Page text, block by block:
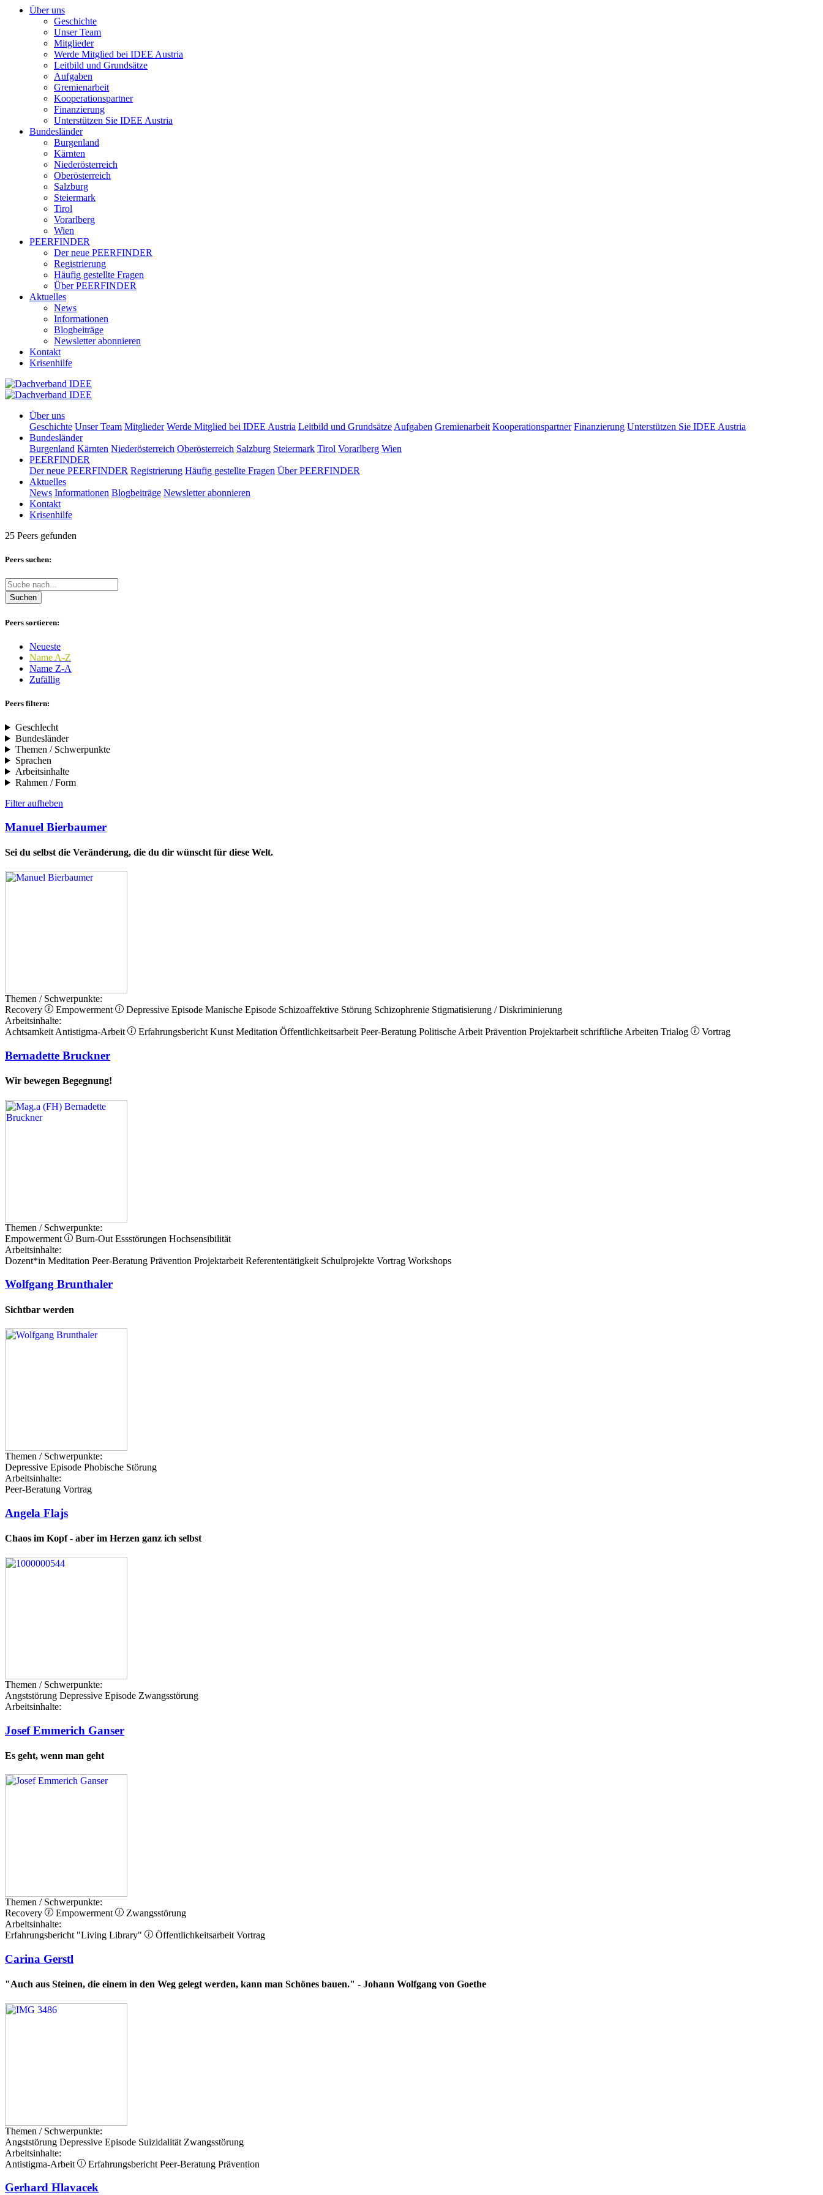
Über uns
Geschichte
Unser Team
Mitglieder
Werde Mitglied bei IDEE Austria
Leitbild und Grundsätze
Aufgaben
Gremienarbeit
Kooperationspartner
Finanzierung
Unterstützen Sie IDEE Austria
Bundesländer
Burgenland
Kärnten
Niederösterreich
Oberösterreich
Salzburg
Steiermark
Tirol
Vorarlberg
Wien
PEERFINDER
Der neue PEERFINDER
Registrierung
Häufig gestellte Fragen
Über PEERFINDER
Aktuelles
News
Informationen
Blogbeiträge
Newsletter abonnieren
Kontakt
Krisenhilfe
Über uns
Geschichte Unser Team Mitglieder Werde Mitglied bei IDEE Austria Leitbild und Grundsätze Aufgaben Gremienarbeit Kooperationspartner Finanzierung Unterstützen Sie IDEE Austria
Bundesländer
Burgenland Kärnten Niederösterreich Oberösterreich Salzburg Steiermark Tirol Vorarlberg Wien
PEERFINDER
Der neue PEERFINDER Registrierung Häufig gestellte Fragen Über PEERFINDER
Aktuelles
News Informationen Blogbeiträge Newsletter abonnieren
Kontakt
Krisenhilfe
25 Peers gefunden
Peers suchen:
Suchen
Peers sortieren:
Neueste
Name A-Z
Name Z-A
Zufällig
Peers filtern:
Geschlecht
Bundesländer
Themen / Schwerpunkte
Sprachen
Arbeitsinhalte
Rahmen / Form
Filter aufheben
Manuel Bierbaumer
Sei du selbst die Veränderung, die du dir wünscht für diese Welt.
Themen / Schwerpunkte:
Recovery
Empowerment Depressive Episode Manische Episode Schizoaffektive Störung Schizophrenie Stigmatisierung / Diskriminierung
Arbeitsinhalte:
Achtsamkeit Antistigma-Arbeit Erfahrungsbericht Kunst Meditation Öffentlichkeitsarbeit Peer-Beratung Politische Arbeit Prävention Projektarbeit schriftliche Arbeiten Trialog Vortrag
Bernadette Bruckner
Wir bewegen Begegnung!
Themen / Schwerpunkte:
Empowerment
Burn-Out Essstörungen Hochsensibilität
Arbeitsinhalte:
Dozent*in Meditation Peer-Beratung Prävention Projektarbeit Referententätigkeit Schulprojekte Vortrag Workshops
Wolfgang Brunthaler
Sichtbar werden
Themen / Schwerpunkte:
Depressive Episode Phobische Störung
Arbeitsinhalte:
Peer-Beratung Vortrag
Angela Flajs
Chaos im Kopf - aber im Herzen ganz ich selbst
Themen / Schwerpunkte:
Angststörung Depressive Episode Zwangsstörung
Arbeitsinhalte:
Josef Emmerich Ganser
Es geht, wenn man geht
Themen / Schwerpunkte:
Recovery
Empowerment
Zwangsstörung
Arbeitsinhalte:
Erfahrungsbericht "Living Library" Öffentlichkeitsarbeit Vortrag
Carina Gerstl
"Auch aus Steinen, die einem in den Weg gelegt werden, kann man Schönes bauen." - Johann Wolfgang von Goethe
Themen / Schwerpunkte:
Angststörung Depressive Episode Suizidalität Zwangsstörung
Arbeitsinhalte:
Antistigma-Arbeit
Erfahrungsbericht Peer-Beratung Prävention
Gerhard Hlavacek